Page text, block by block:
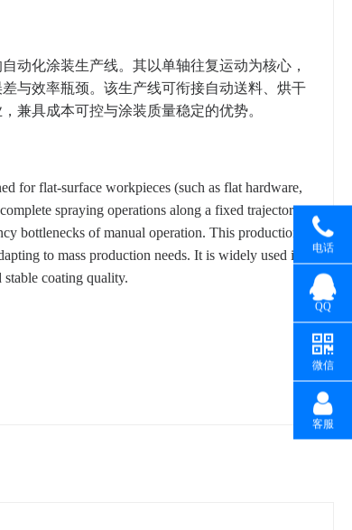
动化涂装生产线。其以单轴往复运动为核心，
与效率瓶颈。该生产线可衔接自动送料、烘干
兼具成本可控与涂装质量稳定的优势。
for flat-surface workpieces (such as flat hardware,
spraying operations along a fixed trajectory,
bottlenecks of manual operation. This production
to mass production needs. It is widely used in
coating quality.
电话
QQ
微信
客服